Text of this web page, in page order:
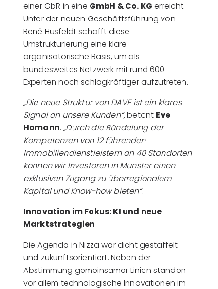
einer GbR in eine GmbH & Co. KG erreicht.
Unter der neuen Geschäftsführung von
René Husfeldt schafft diese
Umstrukturierung eine klare
organisatorische Basis, um als
bundesweites Netzwerk mit rund 600
Experten noch schlagkräftiger aufzutreten.
„Die neue Struktur von DAVE ist ein klares
Signal an unsere Kunden“,betont Eve
Homann.„Durch die Bündelung der
Kompetenzen von 12 führenden
Immobiliendienstleistern an 40 Standorten
können wir Investoren in Münster einen
exklusiven Zugang zu überregionalem
Kapital und Know-how bieten“.
Innovation im Fokus: KI und neue
Marktstrategien
Die Agenda in Nizza war dicht gestaffelt
und zukunftsorientiert. Neben der
Abstimmung gemeinsamer Linien standen
vor allem technologische Innovationen im